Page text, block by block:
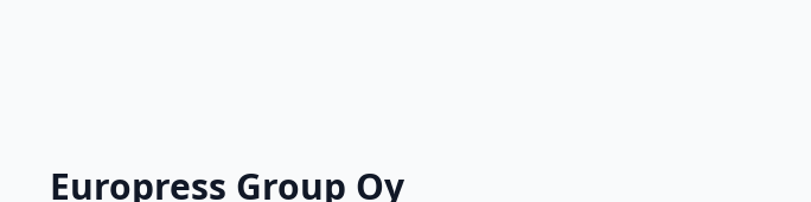
Europress Group Oy